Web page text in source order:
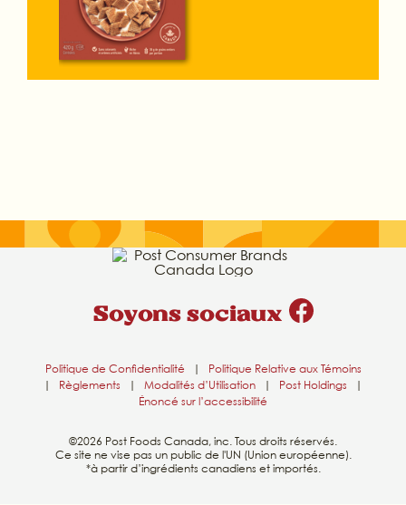
Soyons sociaux
Politique de Confidentialité | Politique Relative aux Témoins
| Règlements | Modalités d’Utilisation | Post Holdings |
Énoncé sur l’accessibilité
©2026 Post Foods Canada, inc. Tous droits réservés.
Ce site ne vise pas un public de l'UN (Union européenne).
*à partir d’ingrédients canadiens et importés.